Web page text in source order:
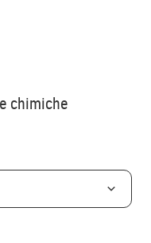
chimiche